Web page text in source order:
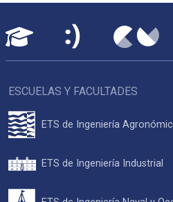
ESCUELAS Y FACULTADES
ETS de Ingeniería
ETS de Ingeniería Industrial